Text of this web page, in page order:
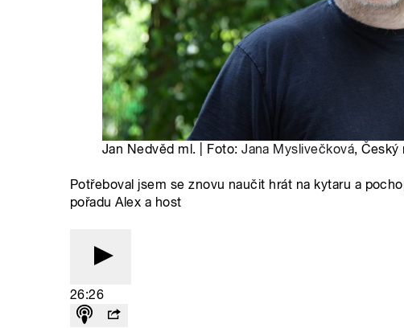
Jan Nedvěd ml. | Foto:Jana Myslivečková, Český
Potřeboval jsem se znovu naučit hrát na kytaru a
pořadu Alex a host
26:26